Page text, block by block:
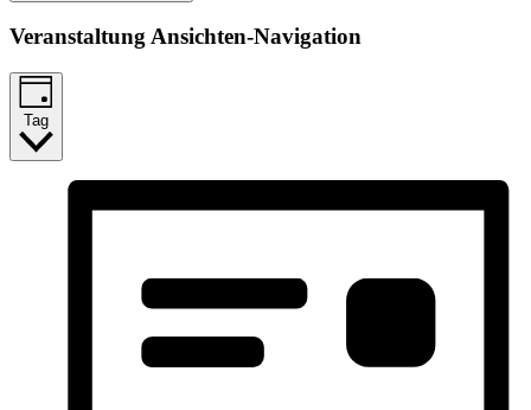
Veranstaltung Ansichten-Navigation
Tag